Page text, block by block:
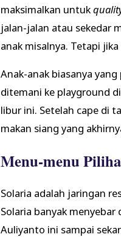
maksimalkan untuk
jalan-jalan atau sekedar
anak misalnya. Tetapi
Anak-anak biasanya
ditemani ke playground
libur ini. Setelah cape di
makan siang yang
Menu-menu
Solaria adalah jaringan
Solaria banyak
Auliyanto ini sampai